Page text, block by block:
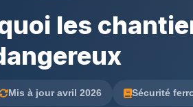
les
Mis à jour avril 2026 Sécurité